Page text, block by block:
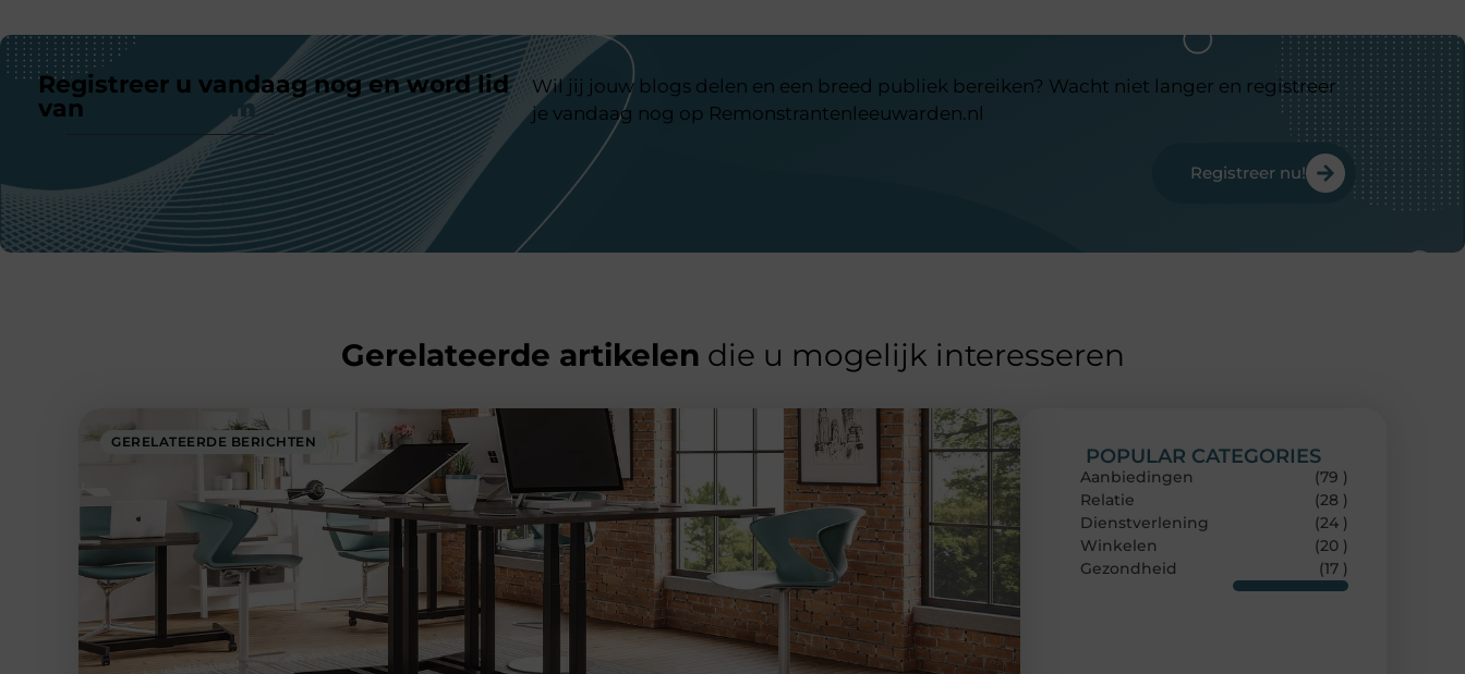
Registreer u vandaag nog en word lid
van
ons platform
Wil jij jouw blogs delen en een breed publiek bereiken? Wacht niet langer en registreer
je vandaag nog op Remonstrantenleeuwarden.nl
Registreer nu!
Gerelateerde artikelen die u mogelijk interesseren
GERELATEERDE BERICHTEN
POPULAR CATEGORIES
Aanbiedingen
(79 )
Relatie
(28 )
Dienstverlening
(24 )
Winkelen
(20 )
Gezondheid
(17 )